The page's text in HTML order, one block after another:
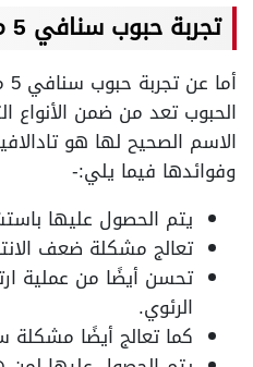
تجربة حبوب سنافي 5 ملجم
الحبوب تعد من ضمن الأنواع
الاسم الصحيح لها هو
وفوائدها فيما يلي:-
يتم الحصول عليها
تعالج مشكلة ضعف
تحسن أيضًا من عملية
الرئوي.
كما تعالج أيضًا